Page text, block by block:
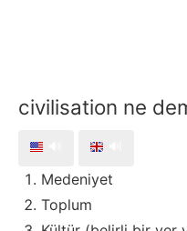
civilisation ne
Medeniyet
Toplum